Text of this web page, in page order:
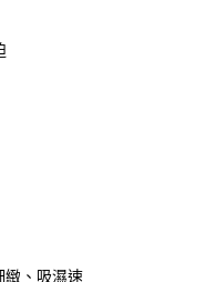
緻、吸濕速